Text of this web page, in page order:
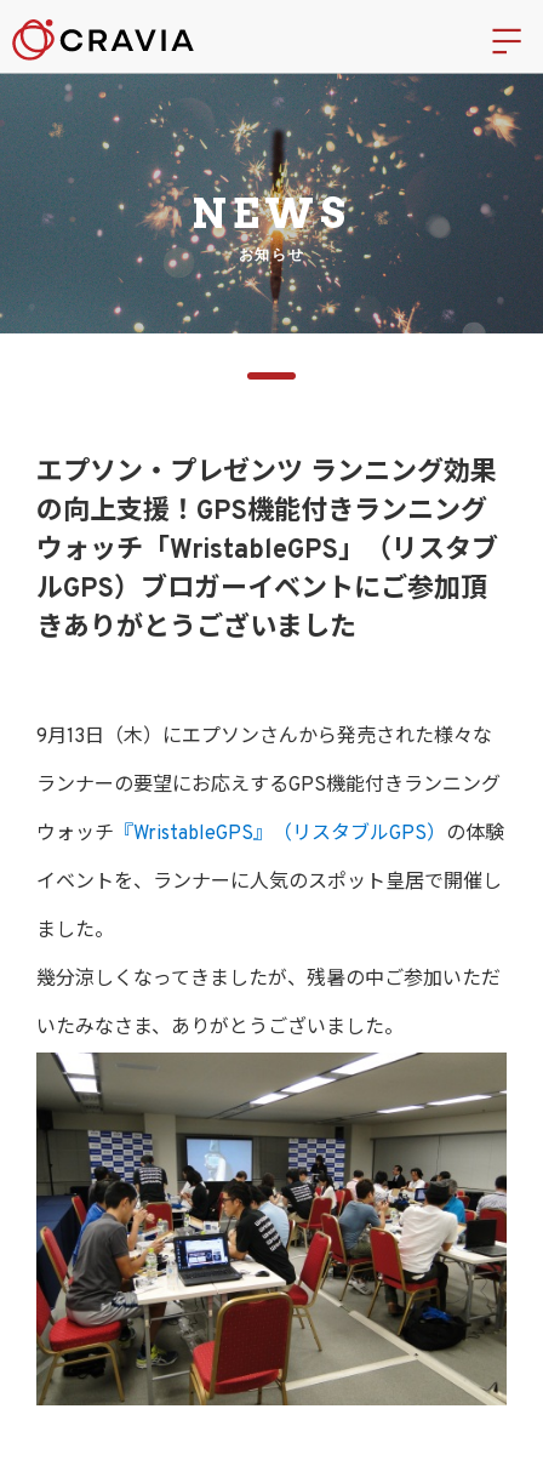
NEWS
お知らせ
エプソン・プレゼンツ ランニング効果
の向上支援！GPS機能付きランニング
ウォッチ「WristableGPS」（リスタブ
ルGPS）ブロガーイベントにご参加頂
きありがとうございました
9月13日（木）にエプソンさんから発売された様々な
ランナーの要望にお応えするGPS機能付きランニング
ウォッチ 『WristableGPS』（リスタブルGPS） の体験
イベントを、ランナーに人気のスポット皇居で開催し
ました。
幾分涼しくなってきましたが、残暑の中ご参加いただ
いたみなさま、ありがとうございました。